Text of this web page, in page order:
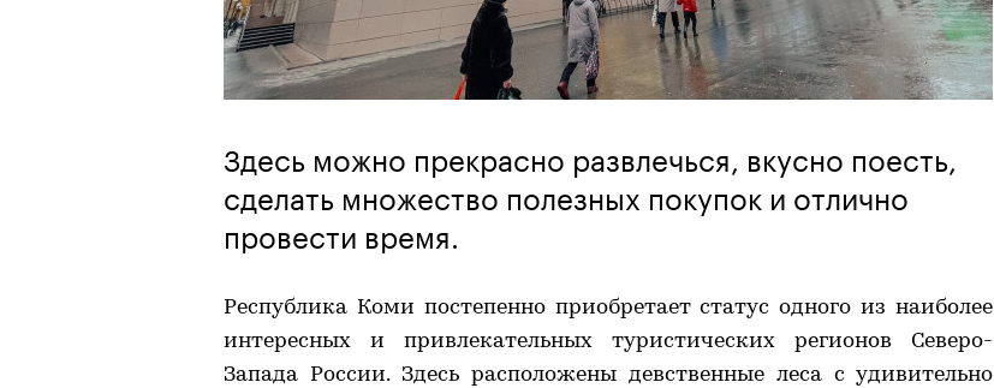
Здесь можно прекрасно развлечься, вкусно поесть,
сделать множество полезных покупок и отлично
провести время.
Республика Коми постепенно приобретает статус одного из наиболее
интересных и привлекательных туристических регионов Северо-
Запада России. Здесь расположены девственные леса с удивительно